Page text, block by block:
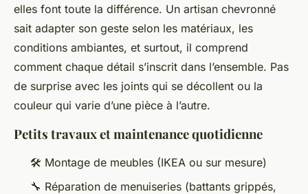
elles font toute la différence. Un artisan chevronné
sait adapter son geste selon les matériaux, les
conditions ambiantes, et surtout, il comprend
comment chaque détail s’inscrit dans l’ensemble. Pas
de surprise avec les joints qui se décollent ou la
couleur qui varie d’une pièce à l’autre.
Petits travaux et maintenance quotidienne
🛠️ Montage de meubles (IKEA ou sur mesure)
🔧 Réparation de menuiseries (battants grippés,